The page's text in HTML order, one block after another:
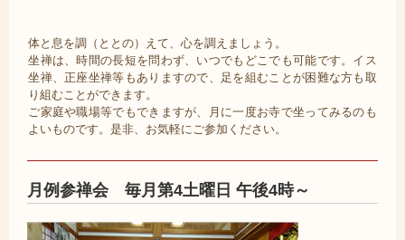
体と息を調（ととの）えて、心を調えましょう。
坐禅は、時間の長短を問わず、いつでもどこでも可能です。イス
坐禅、正座坐禅等もありますので、足を組むことが困難な方も取
り組むことができます。
ご家庭や職場等でもできますが、月に一度お寺で坐ってみるのも
よいものです。是非、お気軽にご参加ください。
月例参禅会 毎月第4土曜日 午後4時～